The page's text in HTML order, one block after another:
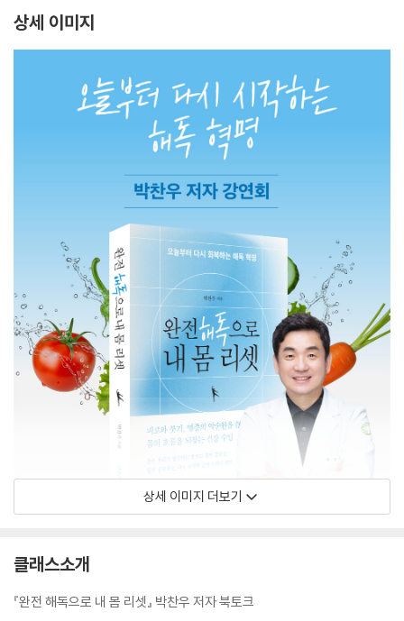
k******5
b*******1
n************c
s******i
상세 이미지
상세 이미지 더보기
클래스소개
『완전 해독으로 내 몸 리셋』 박찬우 저자 북토크